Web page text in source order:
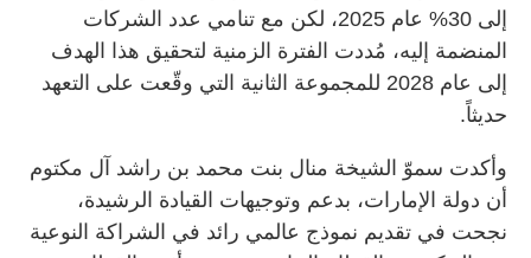
إلى 30% عام 2025، لكن مع تنامي عدد الشركات
المنضمة إليه، مُددت الفترة الزمنية لتحقيق هذا الهدف
إلى عام 2028 للمجموعة الثانية التي وقّعت على التعهد
حديثاً.
وأكدت سموّ الشيخة منال بنت محمد بن راشد آل مكتوم
أن دولة الإمارات، بدعم وتوجيهات القيادة الرشيدة،
نجحت في تقديم نموذج عالمي رائد في الشراكة النوعية